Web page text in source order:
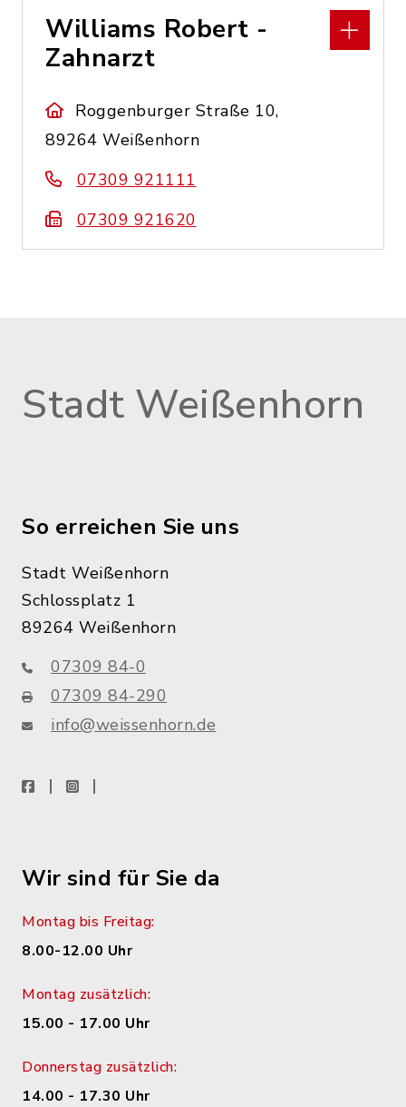
Williams Robert -
Zahnarzt
Roggenburger Straße 10,
89264 Weißenhorn
07309 921111
07309 921620
Stadt Weißenhorn
So erreichen Sie uns
Stadt Weißenhorn
Schlossplatz 1
89264 Weißenhorn
07309 84-0
07309 84-290
info@weissenhorn.de
facebookinstagram
Wir sind für Sie da
Montag bis Freitag:
8.00-12.00 Uhr
Montag zusätzlich:
15.00 - 17.00 Uhr
Donnerstag zusätzlich:
14.00 - 17.30 Uhr